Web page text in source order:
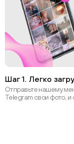
Шаг 1. Легко
Отправьте нашему
Telegram свои фото, и